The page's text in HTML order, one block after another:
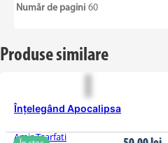
Număr de pagini 60
Produse similare
Înțelegând Apocalipsa
Amir Tsarfati